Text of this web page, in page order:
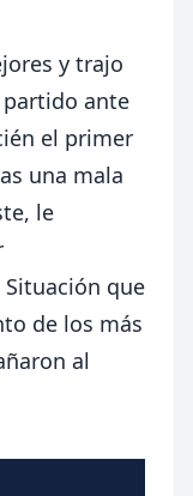
y trajo
ante
el primer
una mala
le
que
de los más
al